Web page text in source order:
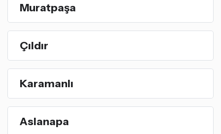
Muratpaşa
Çıldır
Karamanlı
Aslanapa